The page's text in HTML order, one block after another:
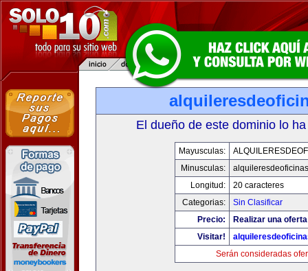
El dueño de este dominio lo
Mayusculas:
Minusculas:
Longitud:
20 caracteres
Categorias:
Sin Clasificar
Precio:
Realizar una
Visitar!
Serán consideradas